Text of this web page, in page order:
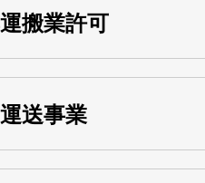
搬業許可
号：
13000155805
送事業